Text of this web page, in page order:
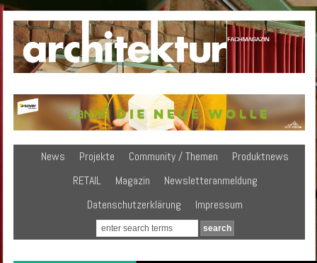
News Projekte Community / Themen
Produktnews
RETAIL
Magazin
Newsletteranmeldung
Datenschutzerklärung
Impressum